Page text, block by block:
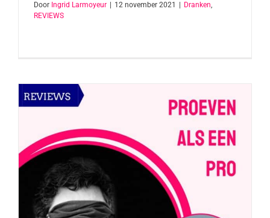
Door Ingrid Larmoyeur 12 november 2021 Dranken,
REVIEWS